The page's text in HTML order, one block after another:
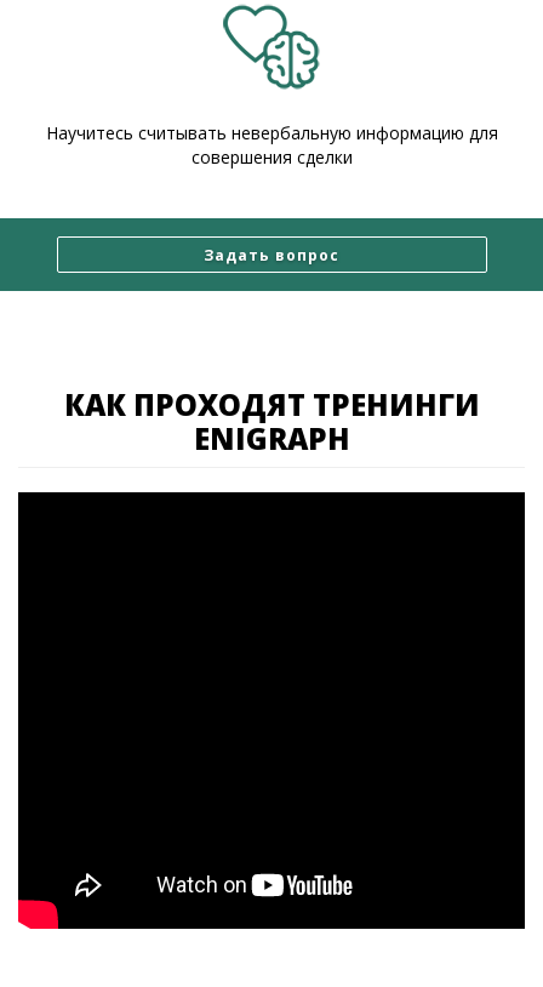
Научитесь считывать невербальную информацию для
совершения сделки
Задать вопрос
КАК ПРОХОДЯТ ТРЕНИНГИ
ENIGRAPH